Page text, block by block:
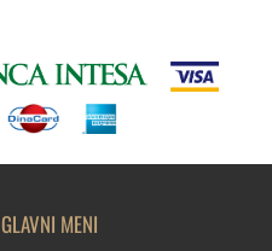
GLAVNI MENI